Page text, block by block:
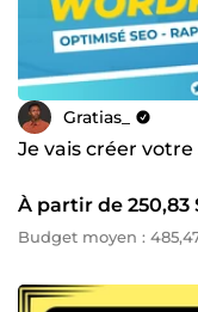
Gratias_
Je vais créer
À partir de 250,83
Budget moyen :